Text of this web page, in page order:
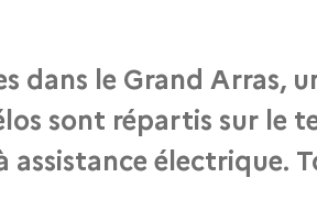
dans le Grand Arras,
sont répartis sur le
électrique.